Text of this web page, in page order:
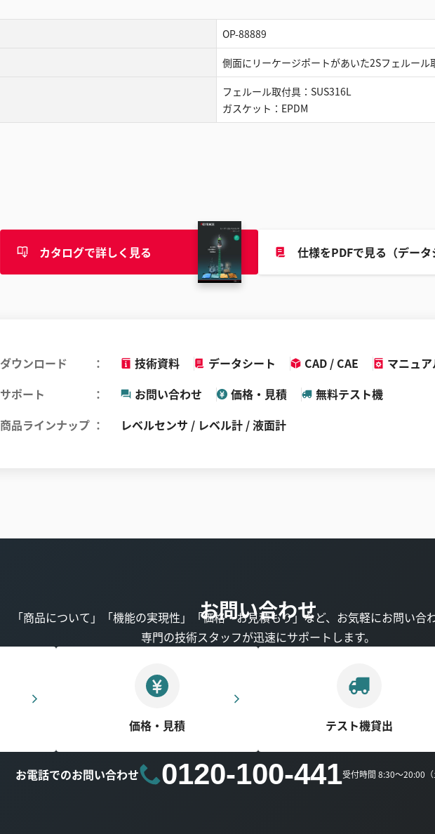
OP-88889
側面にリーケージポートがあいた2Sフェルール
フェルール取付具：SUS316L
ガスケット：EPDM
カタログで詳しく見る 仕様をPDFで見る（データ
ダウンロード 技術資料 データシート CAD / CAE マニュア
サポート
お問い合わせ 価格・見積
無料テスト機
商品ラインナップ
レベルセンサ / レベル計 / 液面計
お問い合わせ
「商品について」「機能の実現性」「価格・お見積もり」など、お気軽にお問い合
専門の技術スタッフが迅速にサポートします。
価格・見積 テスト機貸出
お電話でのお問い合わせ 0120-100-441受付時間 8:30～20:00（